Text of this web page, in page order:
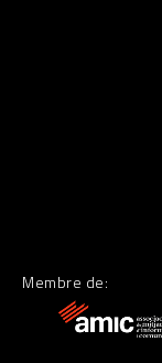
Membre de: